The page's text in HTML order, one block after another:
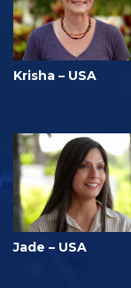
Krisha – USA
Jade – USA